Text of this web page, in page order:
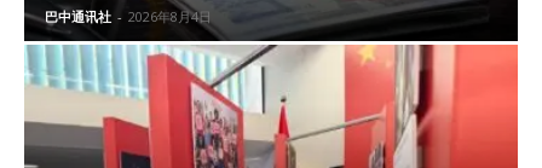
巴中通讯社 - 2026年8月4日